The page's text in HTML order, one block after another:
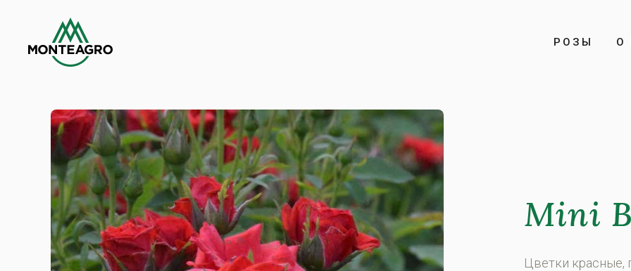
РОЗЫ О
Mini
Цвeтки крaсныe,